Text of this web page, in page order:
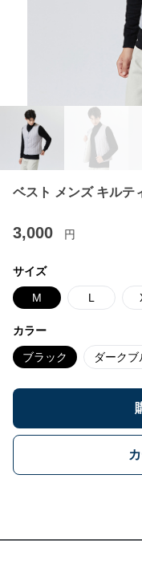
ベスト メンズ キルテ
3,000 円
サイズ
M L
カラー
ブラック ダークブ